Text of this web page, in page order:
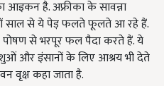
आइकन है. अफ्रीका के सावन्ना
साल से ये पेड़ फलते फूलते आ रहे हैं.
से भरपूर फल पैदा करते हैं. ये
और इंसानों के लिए आश्रय भी देते
वृक्ष कहा जाता है.